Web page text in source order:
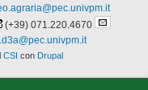
(+39) 071.220.4670
CSI con Drupal